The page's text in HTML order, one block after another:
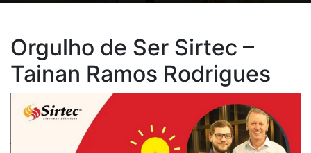
Orgulho de Ser Sirtec –
Tainan Ramos Rodrigues